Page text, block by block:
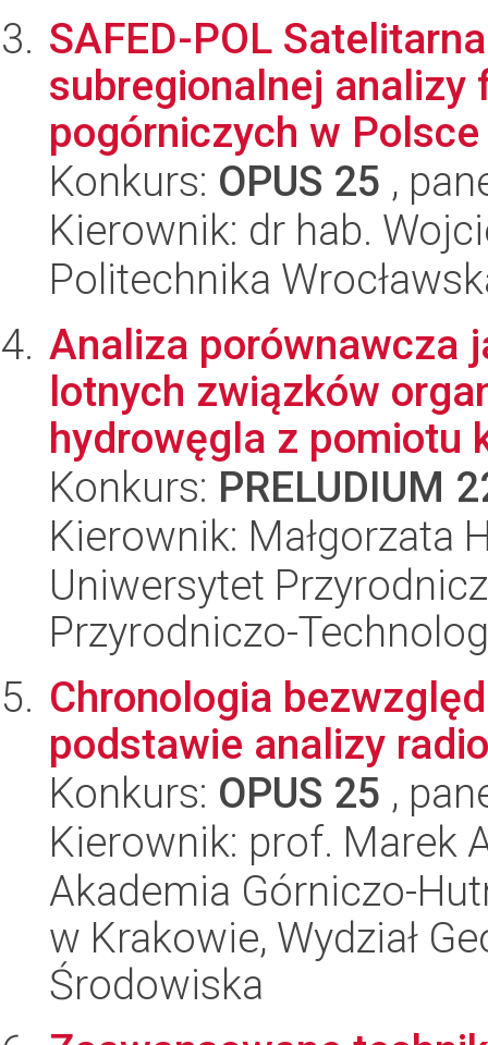
SAFED-POL
subregionalnej
pogórniczych w Polsce
Konkurs: OPUS 25 ,
Kierownik: dr hab.
Politechnika
Analiza porównawcza
lotnych związków
hydrowęgla z pomiotu
Konkurs: PRELUDIUM
Kierownik: Małgorzata
Uniwersytet
Przyrodniczo-
Chronologia
podstawie analizy
Konkurs: OPUS 25 ,
Kierownik: prof. Marek
Akademia Górniczo-
w Krakowie, Wydział
Środowiska